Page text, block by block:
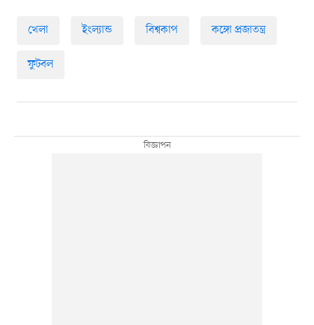
খেলা ইংল্যান্ড বিশ্বকাপ কঙ্গো প্রজাতন্ত্র
ফুটবল